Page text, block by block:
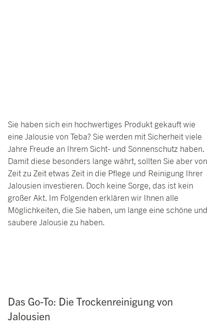
Sie haben sich ein hochwertiges Produkt gekauft wie
eine Jalousie von Teba? Sie werden mit Sicherheit viele
Jahre Freude an Ihrem Sicht- und Sonnenschutz haben.
Damit diese besonders lange währt, sollten Sie aber von
Zeit zu Zeit etwas Zeit in die Pflege und Reinigung Ihrer
Jalousien investieren. Doch keine Sorge, das ist kein
großer Akt. Im Folgenden erklären wir Ihnen alle
Möglichkeiten, die Sie haben, um lange eine schöne und
saubere Jalousie zu haben.
Das Go-To: Die Trockenreinigung von
Jalousien